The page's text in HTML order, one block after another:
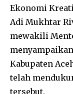
Ekonomi
Adi Mukhtar
mewakili
Kabupaten
telah
tersebut.